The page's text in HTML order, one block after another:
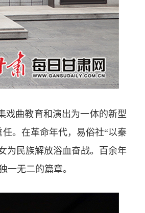
曲教育和演出为一体的新型
。在革命年代，易俗社“以秦
为民族解放浴血奋战。百余年
一无二的篇章。